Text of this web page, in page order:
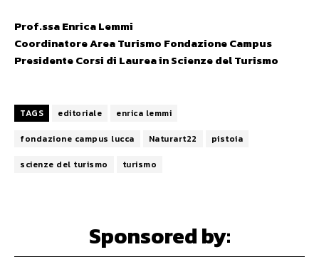
Prof.ssa Enrica Lemmi
Coordinatore Area Turismo Fondazione Campus
Presidente Corsi di Laureain Scienze del Turismo
TAGS editoriale
enrica lemmi
fondazione campus lucca
Naturart22
pistoia
scienze del turismo
turismo
Sponsored by: